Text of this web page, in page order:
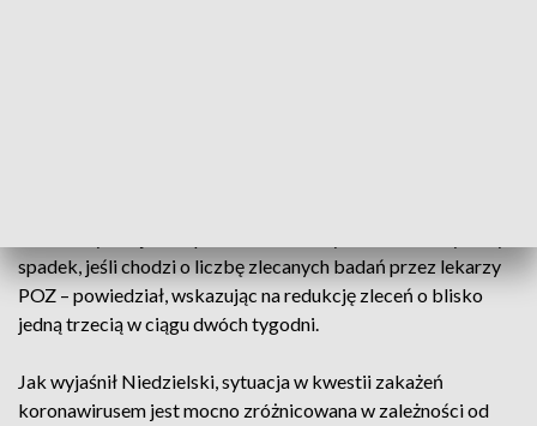
spadek, jeśli chodzi o liczbę zlecanych badań przez lekarzy
POZ – powiedział, wskazując na redukcję zleceń o blisko
jedną trzecią w ciągu dwóch tygodni.
Jak wyjaśnił Niedzielski, sytuacja w kwestii zakażeń
koronawirusem jest mocno zróżnicowana w zależności od